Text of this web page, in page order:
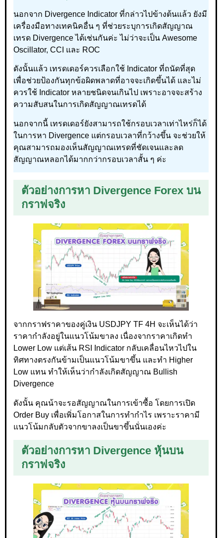
นอกจาก Divergence Indicator ที่กล่าวไปข้างต้นแล้ว ยังมี
เครื่องมือทางเทคนิคอื่น ๆ ที่ช่วยระบุการเกิดสัญญาณ
เทรด Divergence ได้เช่นกันค่ะ ไม่ว่าจะเป็น Awesome
Oscillator, CCI และ ROC
ดังนั้นแล้ว เทรดเดอร์ควรเลือกใช้ Indicator ที่ถนัดที่สุด
เพื่อช่วยป้องกันทุกข้อผิดพลาดที่อาจจะเกิดขึ้นได้ และไม่
ควรใช้ Indicator หลายชนิดจนเกินไป เพราะอาจจะสร้าง
ความสับสนในการเกิดสัญญาณเทรดได้
นอกจากนี้ เทรดเดอร์ยังสามารถใช้กรอบเวลาเท่าไหร่ก็ได้
ในการหา Divergence แต่กรอบเวลาที่กว้างขึ้น จะช่วยให้
คุณสามารถมองเห็นสัญญาณเทรดที่ชัดเจนและลด
สัญญาณหลอกได้มากกว่ากรอบเวลาสั้น ๆ ค่ะ
ตัวอย่างการหา Divergence Forex บน
กราฟจริง
จากกราฟราคาของคู่เงิน USDJPY TF 4H จะเห็นได้ว่า
ราคากำลังอยู่ในแนวโน้มขาลง เนื่องจากราคาเกิดทำ
Lower Low แต่เส้น RSI Indicator กลับเคลื่อนไหวไปใน
ทิศทางตรงกันข้ามเป็นแนวโน้มขาขึ้น และทำ Higher
Low แทน ทำให้เห็นว่ากำลังเกิดสัญญาณ Bullish
Divergence
ดังนั้น คุณน้าจะรอสัญญาณในการเข้าซื้อ โดยการเปิด
Order Buy เพื่อเพิ่มโอกาสในการทำกำไร เพราะราคามี
แนวโน้มกลับตัวจากขาลงเป็นขาขึ้นนั่นเองค่ะ
ตัวอย่างการหา Divergence หุ้นบน
กราฟจริง